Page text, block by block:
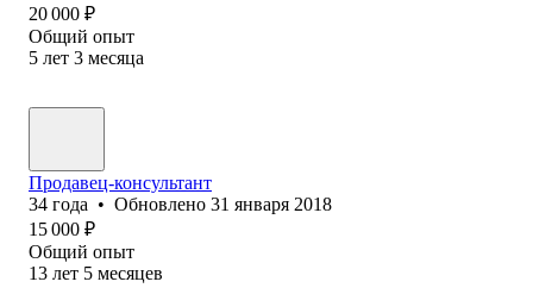
20 000 ₽
Общий опыт
5 лет 3 месяца
Продавец-консультант
34 года • Обновлено 31 января 2018
15 000 ₽
Общий опыт
13 лет 5 месяцев